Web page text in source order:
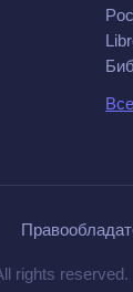
rights reserved.